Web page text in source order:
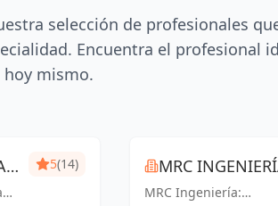
selección de profesionales
Encuentra el profesional
hoy mismo.
5(14) MRC
MRC Ingeniería: